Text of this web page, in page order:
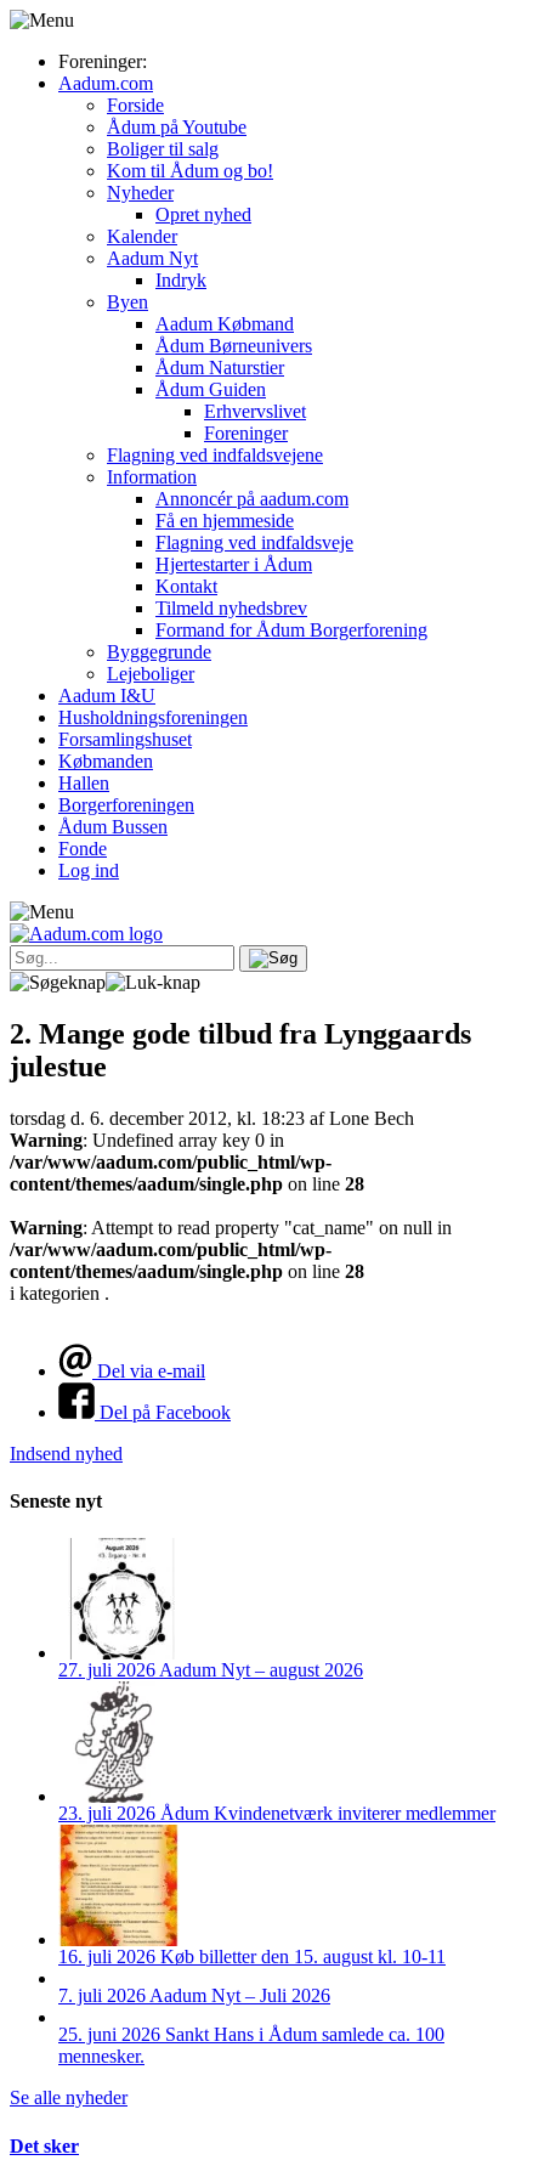
Foreninger:
Aadum.com
Forside
Ådum på Youtube
Boliger til salg
Kom til Ådum og bo!
Nyheder
Opret nyhed
Kalender
Aadum Nyt
Indryk
Byen
Aadum Købmand
Ådum Børneunivers
Ådum Naturstier
Ådum Guiden
Erhvervslivet
Foreninger
Flagning ved indfaldsvejene
Information
Annoncér på aadum.com
Få en hjemmeside
Flagning ved indfaldsveje
Hjertestarter i Ådum
Kontakt
Tilmeld nyhedsbrev
Formand for Ådum Borgerforening
Byggegrunde
Lejeboliger
Aadum I&U
Husholdningsforeningen
Forsamlingshuset
Købmanden
Hallen
Borgerforeningen
Ådum Bussen
Fonde
Log ind
2. Mange gode tilbud fra Lynggaards
julestue
torsdag d. 6. december 2012, kl. 18:23 af Lone Bech
Warning: Undefined array key 0 in
/var/www/aadum.com/public_html/wp-
content/themes/aadum/single.php on line 28
Warning: Attempt to read property "cat_name" on null in
/var/www/aadum.com/public_html/wp-
content/themes/aadum/single.php on line 28
i kategorien .
Del via e-mail
Del på Facebook
Indsend nyhed
Seneste nyt
27. juli 2026 Aadum Nyt – august 2026
23. juli 2026 Ådum Kvindenetværk inviterer medlemmer
16. juli 2026 Køb billetter den 15. august kl. 10-11
7. juli 2026 Aadum Nyt – Juli 2026
25. juni 2026 Sankt Hans i Ådum samlede ca. 100
mennesker.
Se alle nyheder
Det sker